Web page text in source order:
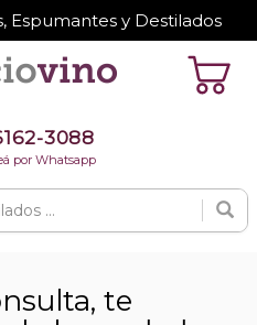
Espumantes y Destilados
3088
por Whatsapp
te